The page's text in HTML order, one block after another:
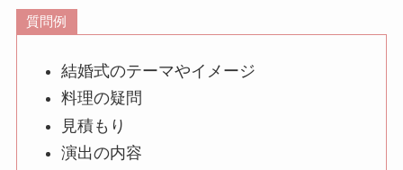
質問例
結婚式のテーマやイメージ
料理の疑問
見積もり
演出の内容